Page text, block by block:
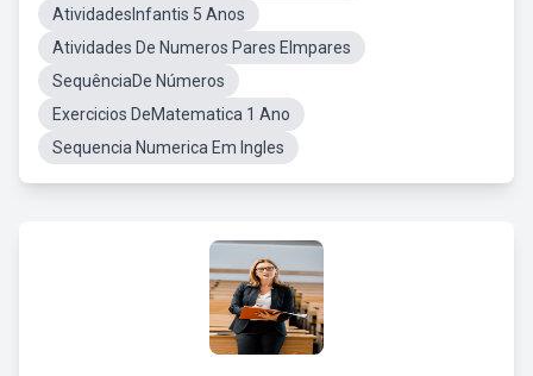
AtividadesInfantis 5 Anos
Atividades De Numeros Pares EImpares
SequênciaDe Números
Exercicios DeMatematica 1 Ano
Sequencia Numerica Em Ingles